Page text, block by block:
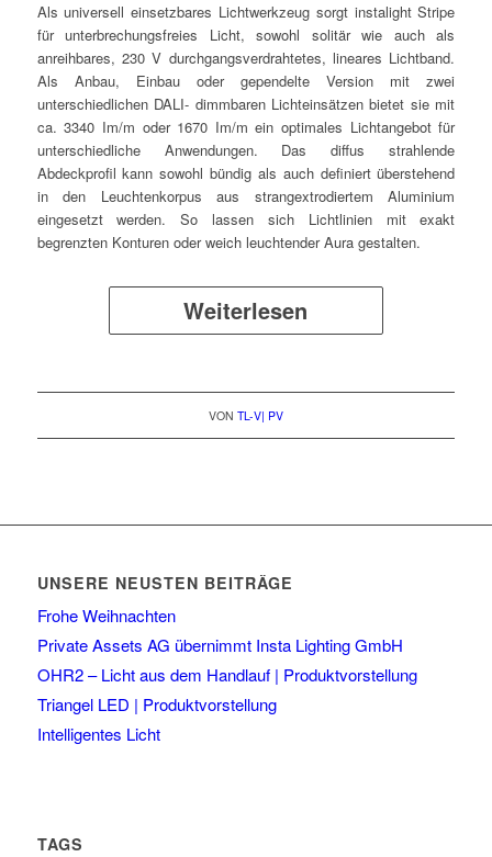
Als universell einsetzbares Lichtwerkzeug sorgt instalight Stripe
für unterbrechungsfreies Licht, sowohl solitär wie auch als
anreihbares, 230 V durchgangsverdrahtetes, lineares Lichtband.
Als Anbau, Einbau oder gependelte Version mit zwei
unterschiedlichen DALI- dimmbaren Lichteinsätzen bietet sie mit
ca. 3340 Im/m oder 1670 Im/m ein optimales Lichtangebot für
unterschiedliche Anwendungen. Das diffus strahlende
Abdeckprofil kann sowohl bündig als auch definiert überstehend
in den Leuchtenkorpus aus strangextrodiertem Aluminium
eingesetzt werden. So lassen sich Lichtlinien mit exakt
begrenzten Konturen oder weich leuchtender Aura gestalten.
Weiterlesen
VON TL-V| PV
UNSERE NEUSTEN BEITRÄGE
Frohe Weihnachten
Private Assets AG übernimmt Insta Lighting GmbH
OHR2 – Licht aus dem Handlauf | Produktvorstellung
Triangel LED | Produktvorstellung
Intelligentes Licht
TAGS